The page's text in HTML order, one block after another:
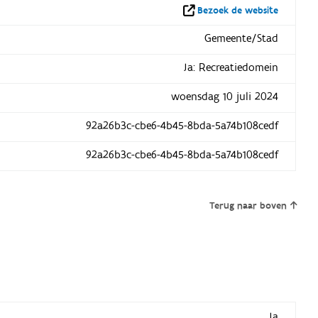
Bezoek de website
Gemeente/Stad
Ja: Recreatiedomein
woensdag 10 juli 2024
92a26b3c-cbe6-4b45-8bda-5a74b108cedf
92a26b3c-cbe6-4b45-8bda-5a74b108cedf
Terug naar boven